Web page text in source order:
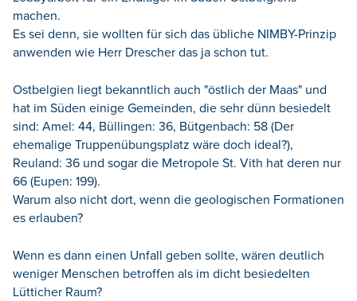
machen.
Es sei denn, sie wollten für sich das übliche NIMBY-Prinzip
anwenden wie Herr Drescher das ja schon tut.
Ostbelgien liegt bekanntlich auch "östlich der Maas" und
hat im Süden einige Gemeinden, die sehr dünn besiedelt
sind: Amel: 44, Büllingen: 36, Bütgenbach: 58 (Der
ehemalige Truppenübungsplatz wäre doch ideal?),
Reuland: 36 und sogar die Metropole St. Vith hat deren nur
66 (Eupen: 199).
Warum also nicht dort, wenn die geologischen Formationen
es erlauben?
Wenn es dann einen Unfall geben sollte, wären deutlich
weniger Menschen betroffen als im dicht besiedelten
Lütticher Raum?